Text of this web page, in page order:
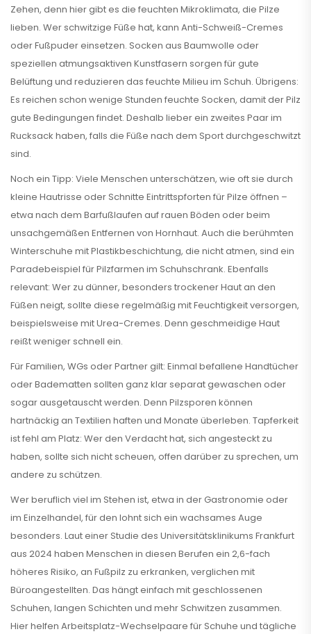
Zehen, denn hier gibt es die feuchten Mikroklimata, die Pilze
lieben. Wer schwitzige Füße hat, kann Anti-Schweiß-Cremes
oder Fußpuder einsetzen. Socken aus Baumwolle oder
speziellen atmungsaktiven Kunstfasern sorgen für gute
Belüftung und reduzieren das feuchte Milieu im Schuh. Übrigens:
Es reichen schon wenige Stunden feuchte Socken, damit der Pilz
gute Bedingungen findet. Deshalb lieber ein zweites Paar im
Rucksack haben, falls die Füße nach dem Sport durchgeschwitzt
sind.
Noch ein Tipp: Viele Menschen unterschätzen, wie oft sie durch
kleine Hautrisse oder Schnitte Eintrittspforten für Pilze öffnen –
etwa nach dem Barfußlaufen auf rauen Böden oder beim
unsachgemäßen Entfernen von Hornhaut. Auch die berühmten
Winterschuhe mit Plastikbeschichtung, die nicht atmen, sind ein
Paradebeispiel für Pilzfarmen im Schuhschrank. Ebenfalls
relevant: Wer zu dünner, besonders trockener Haut an den
Füßen neigt, sollte diese regelmäßig mit Feuchtigkeit versorgen,
beispielsweise mit Urea-Cremes. Denn geschmeidige Haut
reißt weniger schnell ein.
Für Familien, WGs oder Partner gilt: Einmal befallene Handtücher
oder Badematten sollten ganz klar separat gewaschen oder
sogar ausgetauscht werden. Denn Pilzsporen können
hartnäckig an Textilien haften und Monate überleben. Tapferkeit
ist fehl am Platz: Wer den Verdacht hat, sich angesteckt zu
haben, sollte sich nicht scheuen, offen darüber zu sprechen, um
andere zu schützen.
Wer beruflich viel im Stehen ist, etwa in der Gastronomie oder
im Einzelhandel, für den lohnt sich ein wachsames Auge
besonders. Laut einer Studie des Universitätsklinikums Frankfurt
aus 2024 haben Menschen in diesen Berufen ein 2,6-fach
höheres Risiko, an Fußpilz zu erkranken, verglichen mit
Büroangestellten. Das hängt einfach mit geschlossenen
Schuhen, langen Schichten und mehr Schwitzen zusammen.
Hier helfen Arbeitsplatz-Wechselpaare für Schuhe und tägliche